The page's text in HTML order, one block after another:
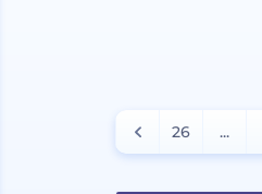
...
26